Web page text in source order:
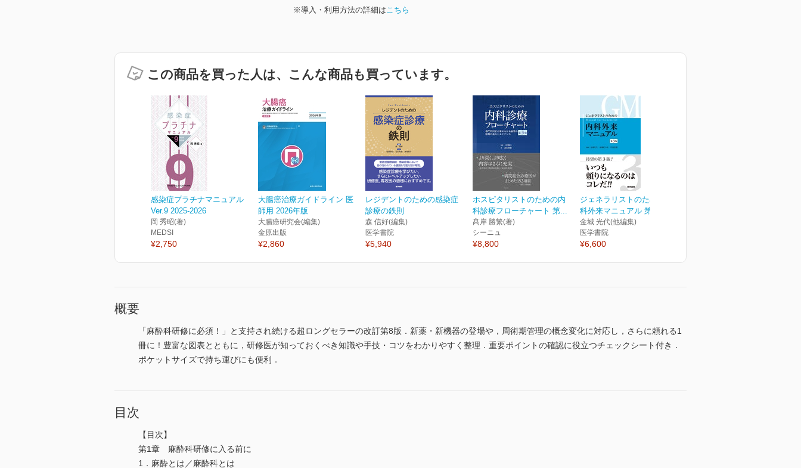
※導入・利用方法の詳細はこちら
この商品を買った人は、こんな商品も買っています。
感染症プラチナマニュアル
Ver.9 2025-2026
岡 秀昭(著)
MEDSI
¥2,750
大腸癌治療ガイドライン 医
師用 2026年版
大腸癌研究会(編集)
金原出版
¥2,860
レジデントのための感染症
診療の鉄則
森 信好(編集)
医学書院
¥5,940
ホスピタリストのための内
科診療フローチャート 第...
髙岸 勝繁(著)
シーニュ
¥8,800
ジェネラリストのための内
科外来マニュアル 第3版
金城 光代(他編集)
医学書院
¥6,600
概要
「麻酔科研修に必須！」と支持され続ける超ロングセラーの改訂第8版．新薬・新機器の登場や，周術期管理の概念変化に対応し，さらに頼れる1
冊に！豊富な図表とともに，研修医が知っておくべき知識や手技・コツをわかりやすく整理．重要ポイントの確認に役立つチェックシート付き．
ポケットサイズで持ち運びにも便利．
目次
【目次】
第1章 麻酔科研修に入る前に
1．麻酔とは／麻酔科とは